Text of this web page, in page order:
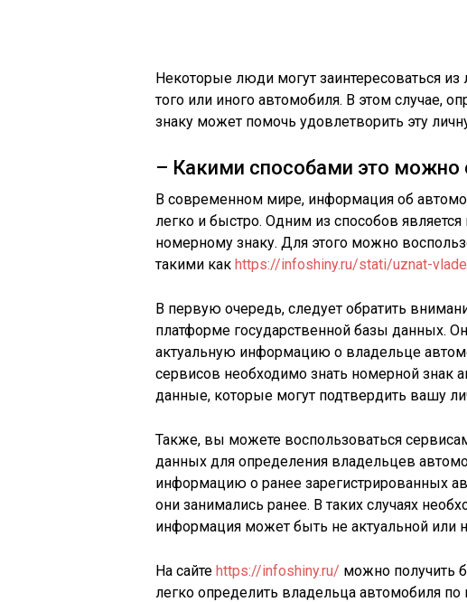
Некоторые люди могут заинтересоваться
того или иного автомобиля. В этом случае,
знаку может помочь удовлетворить эту
– Какими способами это можно
В современном мире, информация об
легко и быстро. Одним из способов
номерному знаку. Для этого можно
такими как https://infoshiny.ru/stati/uznat-
В первую очередь, следует обратить
платформе государственной базы данных.
актуальную информацию о владельце
сервисов необходимо знать номерной знак
данные, которые могут подтвердить вашу
Также, вы можете воспользоваться
данных для определения владельцев
информацию о ранее зарегистрированных
они занимались ранее. В таких случаях
информация может быть не актуальной или
На сайте https://infoshiny.ru/ можно получить
легко определить владельца автомобиля по